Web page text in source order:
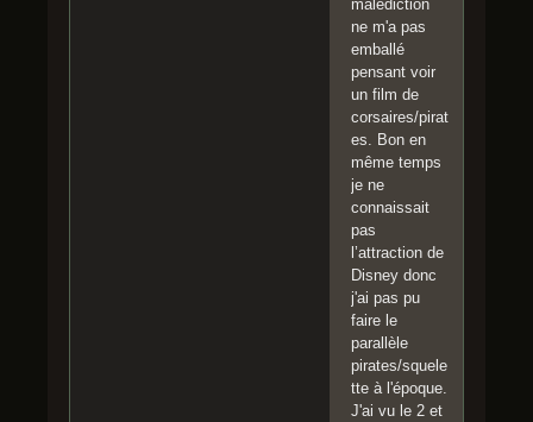
malédiction
ne m'a pas
emballé
pensant voir
un film de
corsaires/pirat
es. Bon en
même temps
je ne
connaissait
pas
l’attraction de
Disney donc
j'ai pas pu
faire le
parallèle
pirates/squele
tte à l'époque.
J'ai vu le 2 et